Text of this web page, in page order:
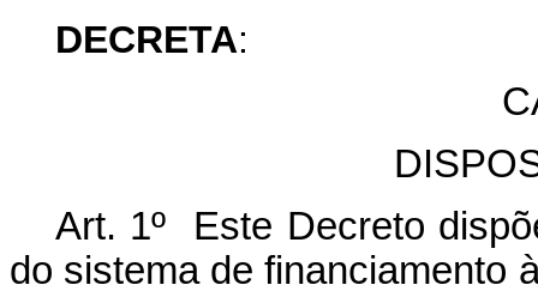
DECRETA:
Art. 1º Este Decreto
do sistema de financiamento